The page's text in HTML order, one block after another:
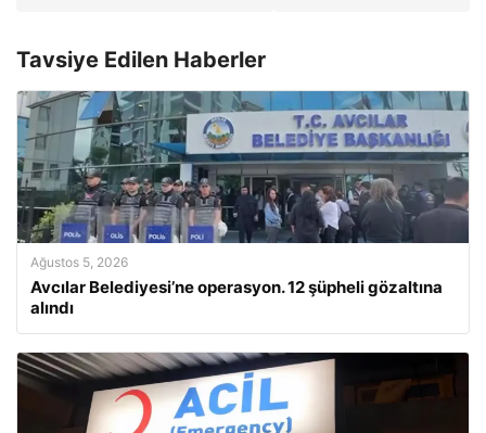
Tavsiye Edilen Haberler
Ağustos 5, 2026
Avcılar Belediyesi’ne operasyon. 12 şüpheli gözaltına
alındı